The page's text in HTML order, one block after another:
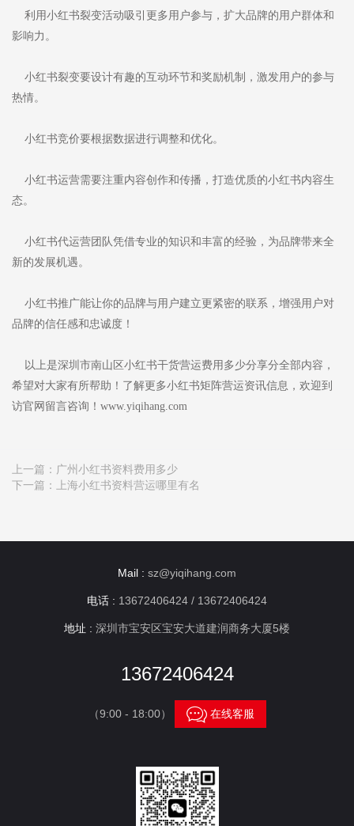
利用小红书裂变活动吸引更多用户参与，扩大品牌的用户群体和
影响力。
小红书裂变要设计有趣的互动环节和奖励机制，激发用户的参与
热情。
小红书竞价要根据数据进行调整和优化。
小红书运营需要注重内容创作和传播，打造优质的小红书内容生
态。
小红书代运营团队凭借专业的知识和丰富的经验，为品牌带来全
新的发展机遇。
小红书推广能让你的品牌与用户建立更紧密的联系，增强用户对
品牌的信任感和忠诚度！
以上是深圳市南山区小红书干货营运费用多少分享分全部内容，
希望对大家有所帮助！了解更多小红书矩阵营运资讯信息，欢迎到
访官网留言咨询！www.yiqihang.com
上一篇： 广州小红书资料费用多少
下一篇：
上海小红书资料营运哪里有名
Mail : sz@yiqihang.com
电话 : 13672406424 / 13672406424
地址 : 深圳市宝安区宝安大道建润商务大厦5楼
13672406424
（9:00 - 18:00） 在线客服